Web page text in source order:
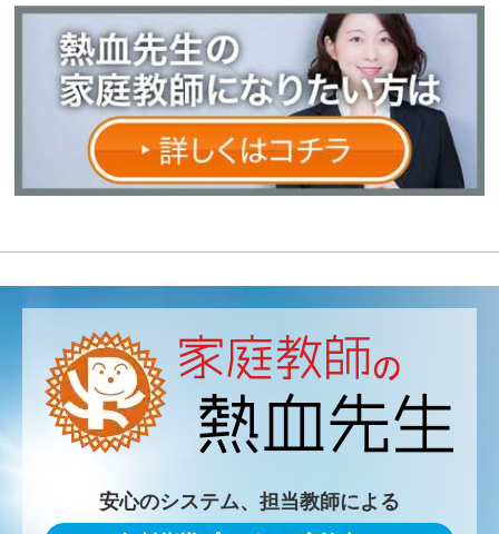
安心のシステム、担当教師による